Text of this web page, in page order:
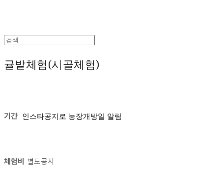
귤밭체험(시골체험)
기간 인스타공지로 농장개방일 알림
체험비 별도공지